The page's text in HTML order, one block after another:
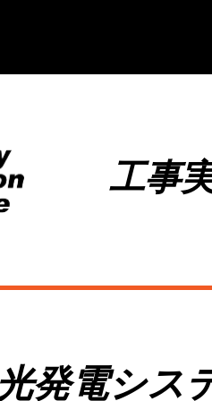
工事
発電シス